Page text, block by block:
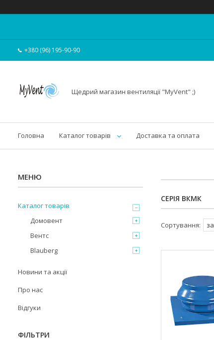
+380 (96) 195-90-90
Щедрий магазин вентиляції "MyVent" ;)
Головна Каталог товарів Доставка та оплата
СЕРІЯ ВКМК
Каталог товарів
Домовент
Вентс
Blauberg
Новини та акції
Про нас
Відгуки
ФІЛЬТРИ